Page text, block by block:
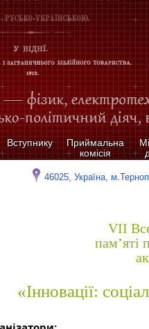
Вступнику
Приймальна
комісія
46025, Україна,
VІІ
пам’яті
«Інновації: